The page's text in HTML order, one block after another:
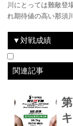
川にとっては難敵登
れ期待値の高い那須
▼対戦成績
日付 勝敗
2016.12.29 lose
関連記事